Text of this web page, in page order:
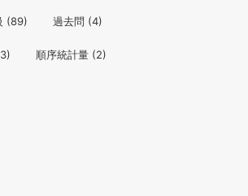
(89) 過去問 (4)
順序統計量 (2)